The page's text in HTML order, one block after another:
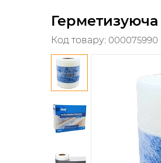
Код товару: 000075990